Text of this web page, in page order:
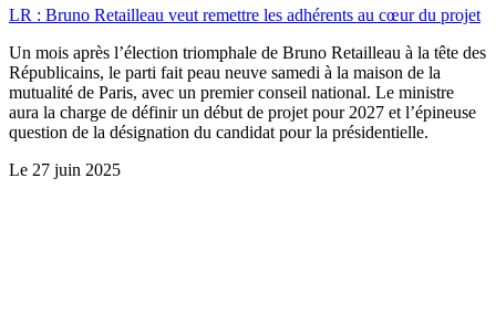
LR : Bruno Retailleau veut remettre les adhérents au cœur du projet
Un mois après l’élection triomphale de Bruno Retailleau à la tête des
Républicains, le parti fait peau neuve samedi à la maison de la
mutualité de Paris, avec un premier conseil national. Le ministre
aura la charge de définir un début de projet pour 2027 et l’épineuse
question de la désignation du candidat pour la présidentielle.
Le 27 juin 2025